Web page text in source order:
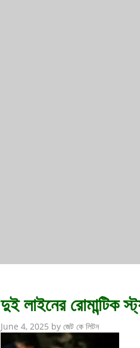
দুই লাইনের রোমান্টিক
June 4, 2025 by জেট কে লিটন